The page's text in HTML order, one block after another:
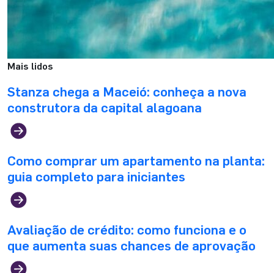
Mais lidos
Stanza chega a Maceió: conheça a nova
construtora da capital alagoana
Como comprar um apartamento na planta:
guia completo para iniciantes
Avaliação de crédito: como funciona e o
que aumenta suas chances de aprovação